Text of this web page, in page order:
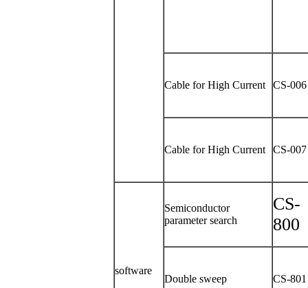
Cable for High Current CS-006
Cable for High Current CS-007
software
Semiconductor
parameter search
CS-
800
Double sweep CS-801